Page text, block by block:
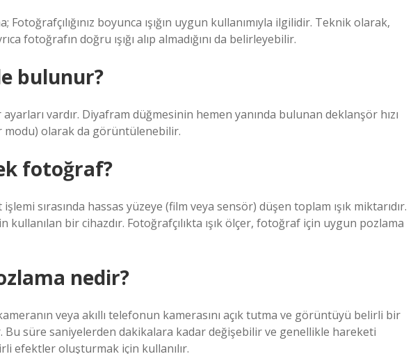
boyunca ışığın uygun kullanımıyla ilgilidir. Teknik olarak,
fotoğrafın doğru ışığı alıp almadığını da belirleyebilir.
bulunur?
vardır. Diyafram düğmesinin hemen yanında bulunan deklanşör hızı
modu) olarak da görüntülenebilir.
fotoğraf?
sırasında hassas yüzeye (film veya sensör) düşen toplam ışık miktarıdır.
kullanılan bir cihazdır. Fotoğrafçılıkta ışık ölçer, fotoğraf için uygun pozlama
nedir?
veya akıllı telefonun kamerasını açık tutma ve görüntüyü belirli bir
Bu süre saniyelerden dakikalara kadar değişebilir ve genellikle hareketi
efektler oluşturmak için kullanılır.